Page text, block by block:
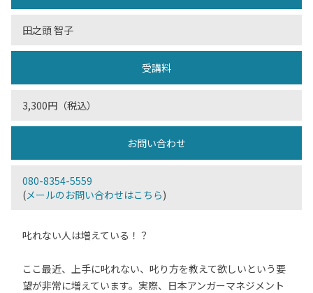
田之頭 智子
受講料
3,300円（税込）
お問い合わせ
080-8354-5559
(メールのお問い合わせはこちら)
叱れない人は増えている！？
ここ最近、上手に叱れない、叱り方を教えて欲しいという要
望が非常に増えています。実際、日本アンガーマネジメント